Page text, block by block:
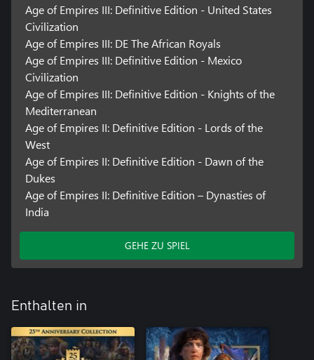
Age of Empires III: Definitive Edition - United States
Civilization
Age of Empires III: DE The African Royals
Age of Empires III: Definitive Edition - Mexico
Civilization
Age of Empires III: Definitive Edition - Knights of the
Mediterranean
Age of Empires II: Definitive Edition - Lords of the
West
Age of Empires II: Definitive Edition - Dawn of the
Dukes
Age of Empires II: Definitive Edition – Dynasties of
India
GEHE ZU SPIEL
Enthalten in